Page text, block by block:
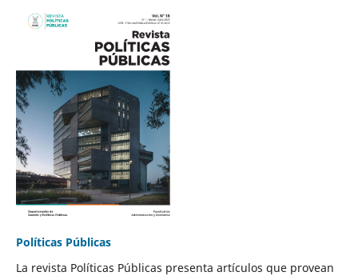
Políticas Públicas
La revista Políticas Públicas presenta artículos que provean